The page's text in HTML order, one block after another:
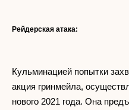
Рейдерская атака:
Кульминацией попытки
акция гринмейла,
нового 2021 года. Она